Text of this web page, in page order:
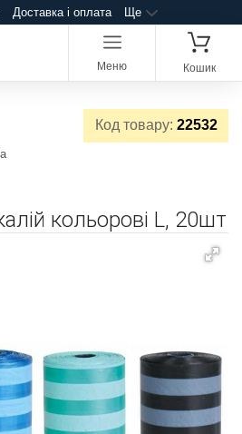
Доставка і оплата Ще
Меню Кошик
Код товару: 22532
кольорові L, 20шт